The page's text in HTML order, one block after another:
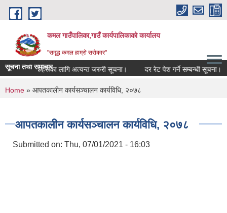
Skip to main content
कमल गाउँपालिका,गाउँ कार्यपालिकाको कार्यालय
"समृद्ध कमल हाम्रो सरोकार"
सूचना तथा समाचार
सम्बन्धी कृषकहरूका लागि अत्यन्त जरुरी सूचना। दर रेट पेश गर्ने सम्बन्धी सूचना।
You are here
Home » आपतकालीन कार्यसञ्चालन कार्यविधि, २०७८
आपतकालीन कार्यसञ्चालन कार्यविधि, २०७८
Submitted on: Thu, 07/01/2021 - 16:03